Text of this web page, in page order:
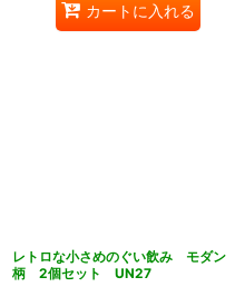
カートに入れる
レトロな小さめのぐい飲み モダン
柄 2個セット UN27